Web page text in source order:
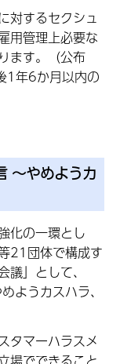
対するセクシュ
用管理上必要な
ます。（公布
1年6か月以内の
～やめようカ
化の一環とし
21団体で構成す
」として、
ようカスハラ、
タマーハラスメ